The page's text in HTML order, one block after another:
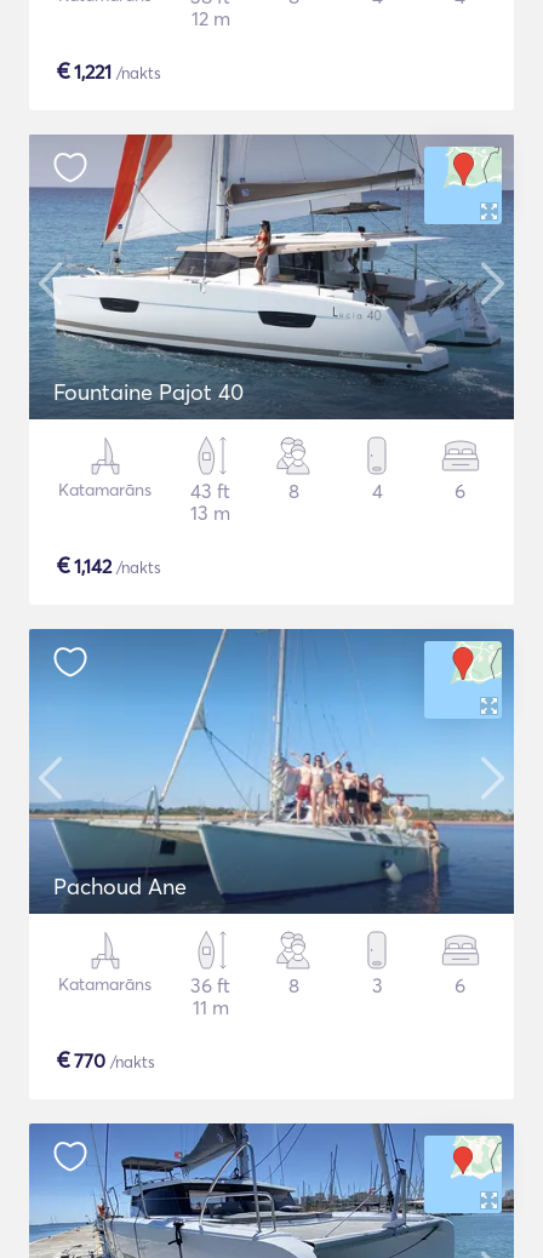
12 m
€1,221 /nakts
Fountaine Pajot 40
Katamarāns
43 ft
13 m
8 4 6
€1,142/nakts
Pachoud Ane
Katamarāns
36 ft
11 m
8 3 6
€770 /nakts